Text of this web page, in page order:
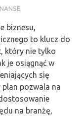
biznesu,
to klucz do
który nie tylko
je osiągnąć w
się
plan pozwala na
na branżę,